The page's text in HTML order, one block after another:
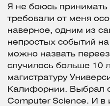
Я не боюсь
требовали от меня
наверное, одним из
непростых событий
можно назвать
случилось больше 10
магистратуру
Калифорнии. Выбрал
Computer Science. И в